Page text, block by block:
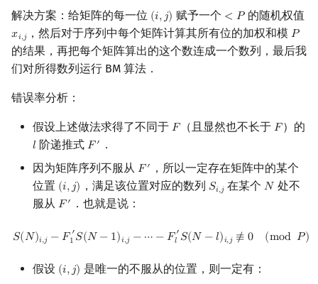
解决方案：给矩阵的每一位 (𝑖,𝑗)
(i,j) 赋予一个 < 𝑃
<P 的随机权值
𝑥𝑖,𝑗
xi,j ，然后对于序列中每个矩阵计算其所有位的加权和模𝑃
P
的结果，再把每个矩阵算出的这个数连成一个数列，最后我
们对所得数列运行 BM 算法．
错误率分析：
假设上述做法求得了不同于 𝐹
F （且显然也不长于𝐹
F ）的
𝑙l 阶递推式 𝐹 ′
F′
．
因为矩阵序列不服从 𝐹 ′
F′
，所以一定存在矩阵中的某个
位置 (𝑖,𝑗)
(i,j) ，满足该位置对应的数列 𝑆𝑖,𝑗
Si,j 在某个𝑁
N 处不
服从 𝐹 ′
F′ ．也就是说：
𝑆(𝑁)𝑖,𝑗 −𝐹 ′
1 𝑆(𝑁 − 1)𝑖,𝑗 − ⋯ −𝐹 ′
𝑙 𝑆(𝑁 −𝑙)𝑖,𝑗 ≢ 0 (mod 𝑃)
S( N)i,j−F1′ S( N − 1 ) i,j−⋯−F l′S (N−l) i,j ≢ 0( mod )
假设 (𝑖,𝑗)
(i,j) 是唯一的不服从的位置，则一定有：